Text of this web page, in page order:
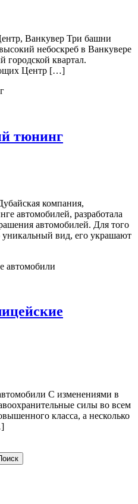
Ванкувер Три башни
небоскреб в Ванкувере
городской квартал.
Центр […]
тюнинг
компания,
автомобилей, разработала
автомобилей. Для того
вид, его украшают
С изменениями в
силы во всем
класса, а несколько